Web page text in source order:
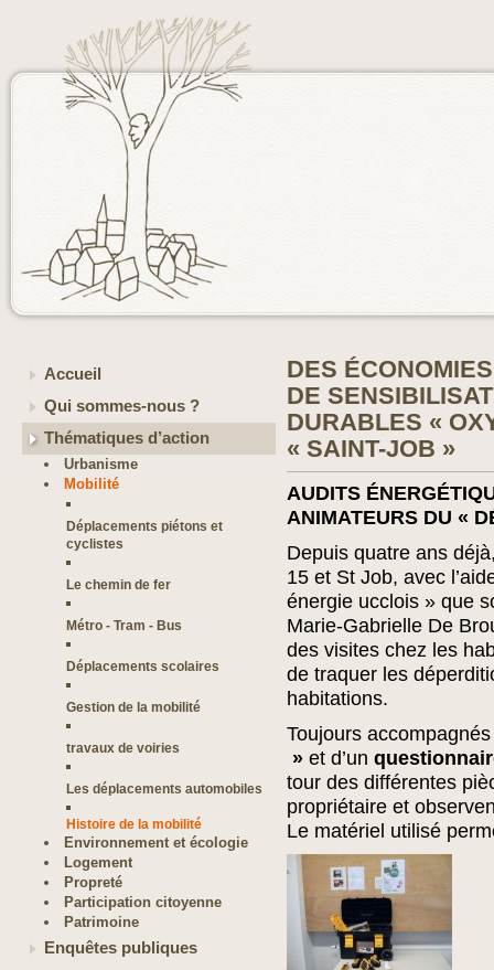
Accueil
Qui sommes-nous ?
Thématiques d’action
Urbanisme
Mobilité
Déplacements piétons et
cyclistes
Le chemin de fer
Métro - Tram - Bus
Déplacements scolaires
Gestion de la mobilité
travaux de voiries
Les déplacements automobiles
Histoire de la mobilité
Environnement et écologie
Logement
Propreté
Participation citoyenne
Patrimoine
Enquêtes publiques
DES
DE
DURABLES «
« SAINT-JOB »
AUDITS
ANIMATEURS DU «
Depuis quatre ans
15 et St Job, avec
énergie ucclois » que
Marie-Gabrielle De
des visites chez les
de traquer les
habitations.
Toujours
» et d’un
tour des différentes
propriétaire et
Le matériel utilisé